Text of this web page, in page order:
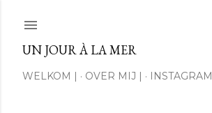
UN JOUR À LA MER
WELKOM | OVER MIJ | INSTAGRAM